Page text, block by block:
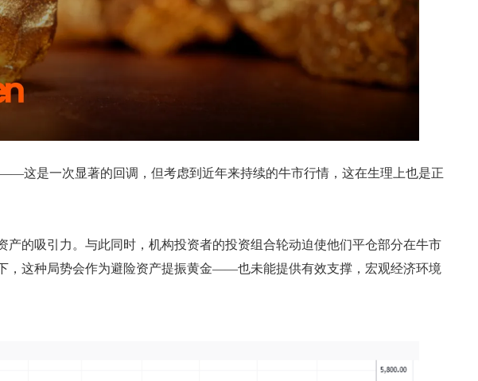
这是一次显著的回调，但考虑到近年来持续的牛市行情，这在生理上也是正
的吸引力。与此同时，机构投资者的投资组合轮动迫使他们平仓部分在牛市
这种局势会作为避险资产提振黄金——也未能提供有效支撑，宏观经济环境